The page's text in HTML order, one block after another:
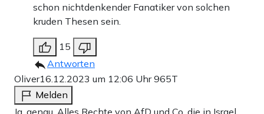
schon nichtdenkender Fanatiker von solchen
kruden Thesen sein.
15
Antworten
Oliver16.12.2023 um 12:06 Uhr965T
Melden
Ja, genau. Alles Rechte von AfD und Co, die in Israel